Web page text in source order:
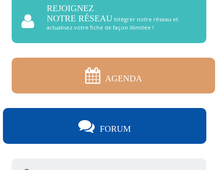
REJOIGNEZ
NOTRE RÉSEAU Intégrer notre réseau et
actualisez votre fiche de façon illimitée !
AGENDA
FORUM